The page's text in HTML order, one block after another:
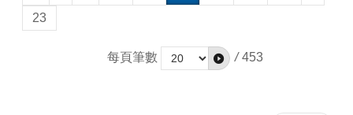
23
每頁筆數 / 453